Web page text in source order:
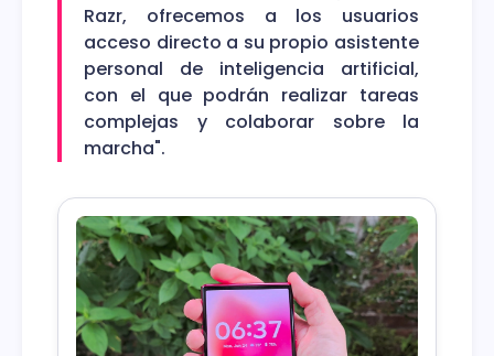
Razr, ofrecemos a los usuarios
acceso directo a su propio asistente
personal de inteligencia artificial,
con el que podrán realizar tareas
complejas y colaborar sobre la
marcha".